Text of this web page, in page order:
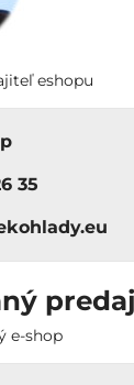
eshopu
35
e-shop